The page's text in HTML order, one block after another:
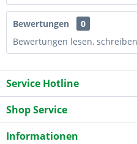
Bewertungen
0
Bewertungen lesen,
Service Hotline
Shop Service
Informationen